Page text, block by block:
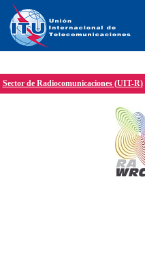
Sector de Radiocomunicaciones (UIT-R)